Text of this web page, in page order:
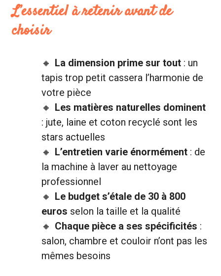
L’essentiel à retenir avant de
choisir
La dimension prime sur tout : un
tapis trop petit cassera l’harmonie de
votre pièce
Les matières naturelles dominent
: jute, laine et coton recyclé sont les
stars actuelles
L’entretien varie énormément : de
la machine à laver au nettoyage
professionnel
Le budget s’étale de 30 à 800
euros selon la taille et la qualité
Chaque pièce a ses spécificités :
salon, chambre et couloir n’ont pas les
mêmes besoins